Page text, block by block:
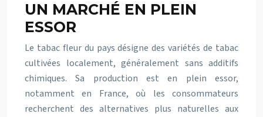
UN MARCHÉ EN PLEIN
ESSOR
Le tabac fleur du pays désigne des variétés de tabac
cultivées localement, généralement sans additifs
chimiques. Sa production est en plein essor,
notamment en France, où les consommateurs
recherchent des alternatives plus naturelles aux